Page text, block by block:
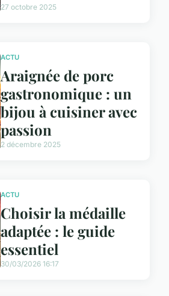
27 octobre 2025
ACTU
Araignée de porc
gastronomique : un
bijou à cuisiner avec
passion
2 décembre 2025
ACTU
Choisir la médaille
adaptée : le guide
essentiel
30/03/2026 16:17